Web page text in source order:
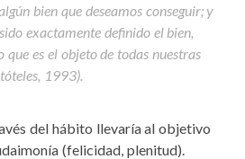
bien que deseamos conseguir; y
exactamente definido el bien,
que es el objeto de todas nuestras
1993).
del hábito llevaría al objetivo
(felicidad, plenitud).